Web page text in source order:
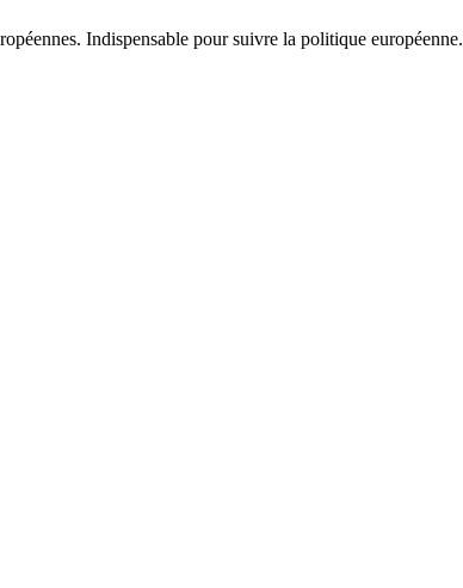
Indispensable pour suivre la politique européenne.